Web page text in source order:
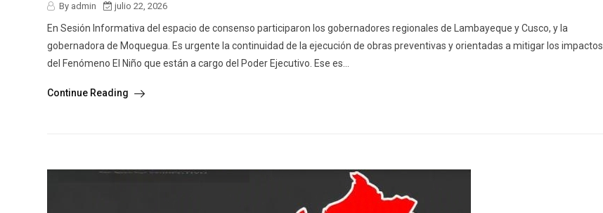
By admin julio 22, 2026
En Sesión Informativa del espacio de consenso participaron los gobernadores regionales de Lambayeque y Cusco, y la
gobernadora de Moquegua. Es urgente la continuidad de la ejecución de obras preventivas y orientadas a mitigar los impactos
del Fenómeno El Niño que están a cargo del Poder Ejecutivo. Ese es...
Continue Reading